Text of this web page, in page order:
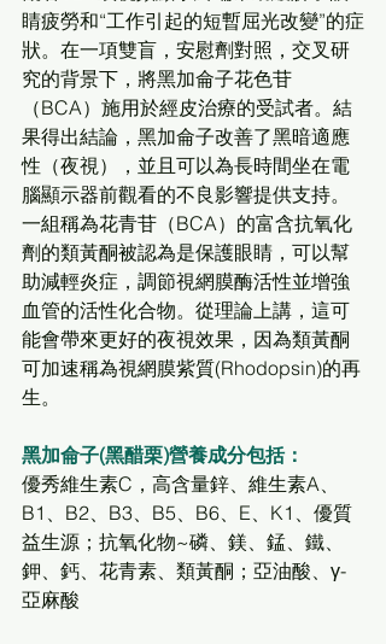
睛疲勞和“工作引起的短暫屈光改變”的症
狀。在一項雙盲，安慰劑對照，交叉研
究的背景下，將黑加侖子花色苷
（BCA）施用於經皮治療的受試者。結
果得出結論，黑加侖子改善了黑暗適應
性（夜視），並且可以為長時間坐在電
腦顯示器前觀看的不良影響提供支持。
一組稱為花青苷（BCA）的富含抗氧化
劑的類黃酮被認為是保護眼睛，可以幫
助減輕炎症，調節視網膜酶活性並增強
血管的活性化合物。從理論上講，這可
能會帶來更好的夜視效果，因為類黃酮
可加速稱為視網膜紫質(Rhodopsin)的再
生。
黑加侖子(黑醋栗)營養成分包括：
優秀維生素C，高含量鋅、維生素A、
B1、B2、B3、B5、B6、E、K1、優質
益生源；抗氧化物~磷、鎂、錳、鐵、
鉀、鈣、花青素、類黃酮；亞油酸、γ-
亞麻酸